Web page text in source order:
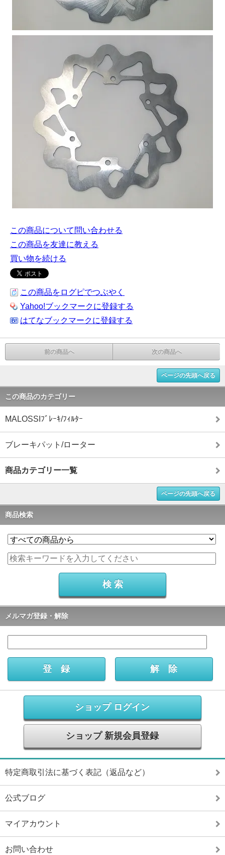
この商品について問い合わせる
この商品を友達に教える
買い物を続ける
この商品をログピでつぶやく
Yahoo!ブックマークに登録する
はてなブックマークに登録する
前の商品へ 次の商品へ
ページの先頭へ戻る
この商品のカテゴリー
MALOSSIﾌﾞﾚｰｷ/ﾌｨﾙﾀｰ
ブレーキパット/ローター
商品カテゴリー一覧
ページの先頭へ戻る
商品検索
メルマガ登録・解除
ショップ ログイン
ショップ 新規会員登録
特定商取引法に基づく表記（返品など）
公式ブログ
マイアカウント
お問い合わせ